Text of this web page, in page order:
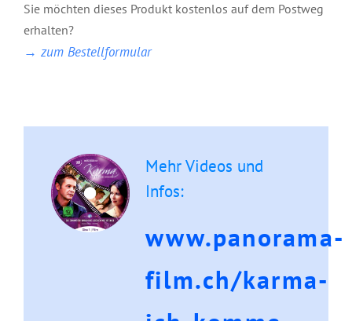
Sie möchten dieses Produkt kostenlos auf dem Postweg
erhalten?
→ zum Bestellformular
Mehr Videos und
Infos:
www.panorama-
film.ch/karma-